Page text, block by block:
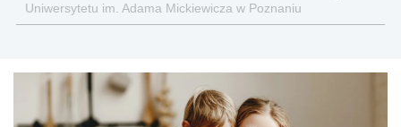
Uniwersytetu im. Adama Mickiewicza w Poznaniu